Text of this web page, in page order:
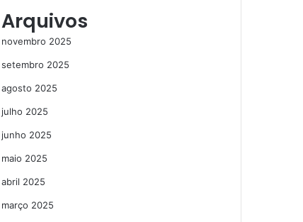
Arquivos
novembro 2025
setembro 2025
agosto 2025
julho 2025
junho 2025
maio 2025
abril 2025
março 2025